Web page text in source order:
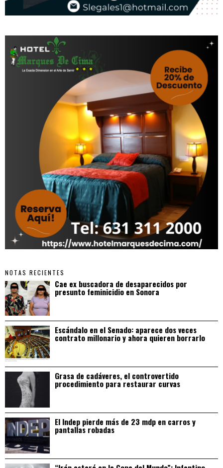
NOTAS RECIENTES
Cae ex buscadora de desaparecidos por
presunto feminicidio en Sonora
Escándalo en el Senado: aparece dos veces
contrato millonario y ahora quieren borrarlo
Grasa de cadáveres, el controvertido
procedimiento para restaurar curvas
El Indep pierde más de 23 mdp en carros y
pantallas robadas